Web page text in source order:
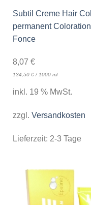
Subtil Creme Hair
permanent
Fonce
8,07 €
134,50 €/1000 ml
inkl. 19 % MwSt.
zzgl. Versandkosten
Lieferzeit: 2-3 Tage